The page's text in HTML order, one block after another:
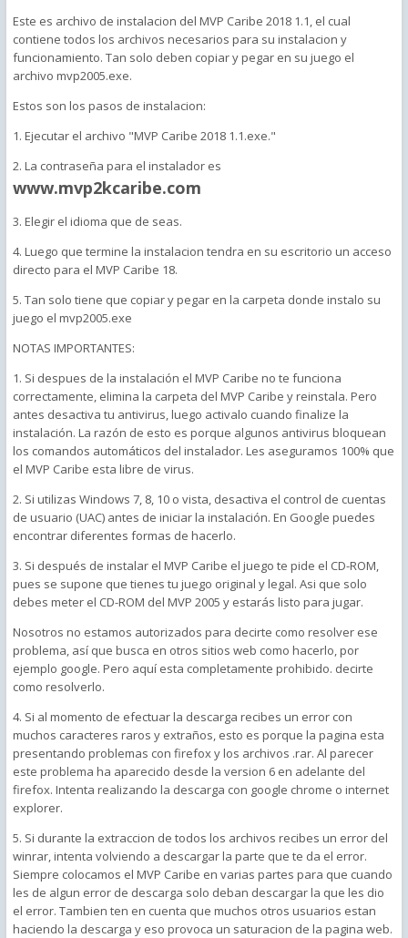
Este es archivo de instalacion del MVP Caribe 2018 1.1, el cual
contiene todos los archivos necesarios para su instalacion y
funcionamiento. Tan solo deben copiar y pegar en su juego el
archivo mvp2005.exe.
Estos son los pasos de instalacion:
1. Ejecutar el archivo "MVP Caribe 2018 1.1.exe."
2. La contraseña para el instalador es
www.mvp2kcaribe.com
3. Elegir el idioma que de seas.
4. Luego que termine la instalacion tendra en su escritorio un acceso
directo para el MVP Caribe 18.
5. Tan solo tiene que copiar y pegar en la carpeta donde instalo su
juego el mvp2005.exe
NOTAS IMPORTANTES:
1. Si despues de la instalación el MVP Caribe no te funciona
correctamente, elimina la carpeta del MVP Caribe y reinstala. Pero
antes desactiva tu antivirus, luego activalo cuando finalize la
instalación. La razón de esto es porque algunos antivirus bloquean
los comandos automáticos del instalador. Les aseguramos 100% que
el MVP Caribe esta libre de virus.
2. Si utilizas Windows 7, 8, 10 o vista, desactiva el control de cuentas
de usuario (UAC) antes de iniciar la instalación. En Google puedes
encontrar diferentes formas de hacerlo.
3. Si después de instalar el MVP Caribe el juego te pide el CD-ROM,
pues se supone que tienes tu juego original y legal. Asi que solo
debes meter el CD-ROM del MVP 2005 y estarás listo para jugar.
Nosotros no estamos autorizados para decirte como resolver ese
problema, así que busca en otros sitios web como hacerlo, por
ejemplo google. Pero aquí esta completamente prohibido. decirte
como resolverlo.
4. Si al momento de efectuar la descarga recibes un error con
muchos caracteres raros y extraños, esto es porque la pagina esta
presentando problemas con firefox y los archivos .rar. Al parecer
este problema ha aparecido desde la version 6 en adelante del
firefox. Intenta realizando la descarga con google chrome o internet
explorer.
5. Si durante la extraccion de todos los archivos recibes un error del
winrar, intenta volviendo a descargar la parte que te da el error.
Siempre colocamos el MVP Caribe en varias partes para que cuando
les de algun error de descarga solo deban descargar la que les dio
el error. Tambien ten en cuenta que muchos otros usuarios estan
haciendo la descarga y eso provoca un saturacion de la pagina web.